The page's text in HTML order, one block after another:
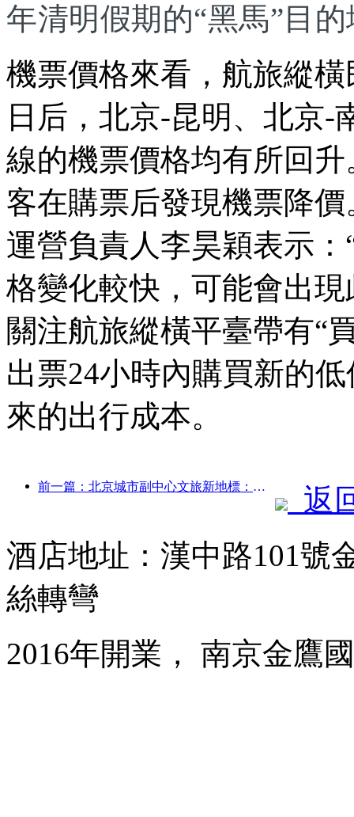
年清明假期的“黑馬”目
機票價格來看，航旅縱
日后，北京-昆明、北京-
線的機票價格均有所回
客在購票后發現機票降
運營負責人李昊穎表示
格變化較快，可能會出
關注航旅縱橫平臺帶有“
出票24小時內購買新的
來的出行成本。
前一篇：北京城市副中心文旅新地標：頂點公園將于今年正式亮相
返
酒店地址：漢中路101號
絲轉彎
2016年開業， 南京金